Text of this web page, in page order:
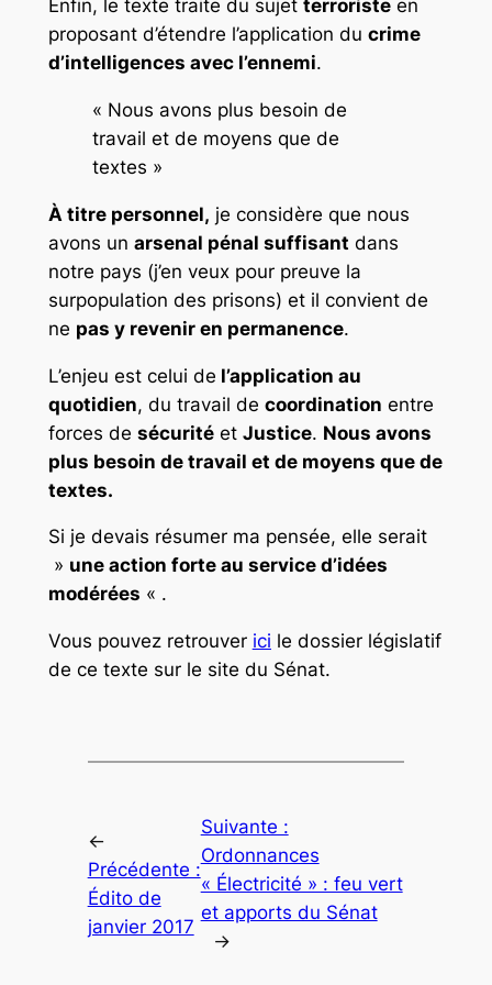
Enfin, le texte traite du sujet terroristeen
proposant d’étendre l’application du crime
d’intelligences avec l’ennemi.
« Nous avons plus besoin de
travail et de moyens que de
textes »
À titre personnel, je considère que nous
avons un arsenal pénal suffisant dans
notre pays (j’en veux pour preuve la
surpopulation des prisons) et il convient de
ne pas y revenir en permanence.
L’enjeu est celui de l’application au
quotidien, du travail de coordination entre
forces de sécuritéet Justice. Nous avons
plus besoin de travail et de moyens que de
textes.
Si je devais résumer ma pensée, elle serait
» une action forte au service d’idées
modérées « .
Vous pouvez retrouver ici le dossier législatif
de ce texte sur le site du Sénat.
←
Précédente :
Édito de
janvier 2017
Suivante :
Ordonnances
« Électricité » : feu vert
et apports du Sénat
→